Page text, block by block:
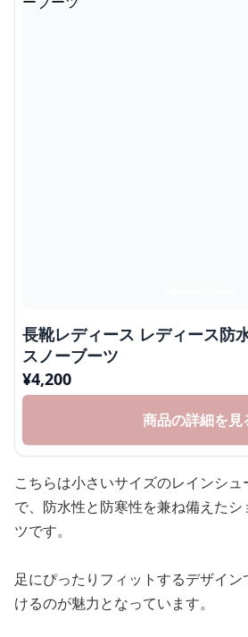
長靴レディース レディース防
スノーブーツ
¥4,200
商品の詳細を見
こちらは小さいサイズのレインシ
で、防水性と防寒性を兼ね備えた
ツです。
足にぴったりフィットするデザイ
けるのが魅力となっています。